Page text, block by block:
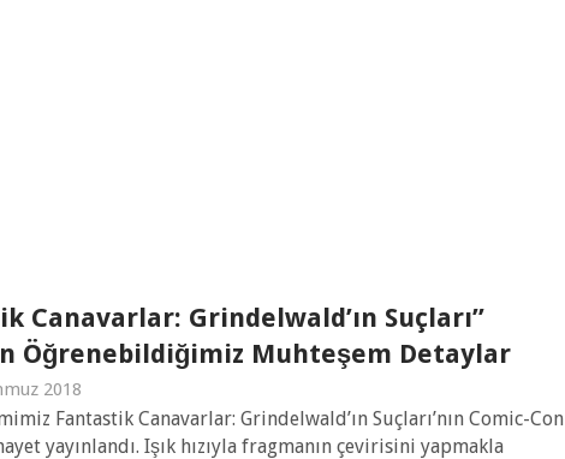
Canavarlar: Grindelwald’ın Suçları”
Öğrenebildiğimiz Muhteşem Detaylar
2018
Fantastik Canavarlar: Grindelwald’ın Suçları’nın Comic-Con
yayınlandı. Işık hızıyla fragmanın çevirisini yapmakla